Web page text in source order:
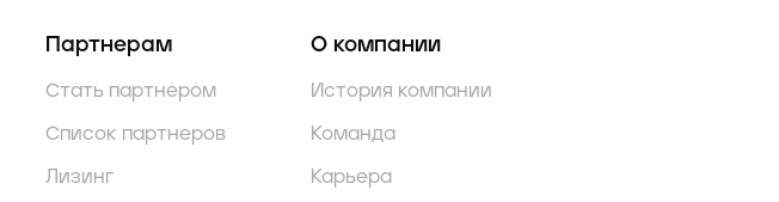
Партнерам
Стать партнером
Список партнеров
Лизинг
О компании
История компании
Команда
Карьера